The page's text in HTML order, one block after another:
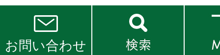
お問い合わせ